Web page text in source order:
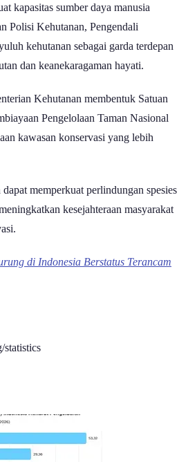
kapasitas sumber daya manusia
Polisi Kehutanan, Pengendali
kehutanan sebagai garda terdepan
dan keanekaragaman hayati.
Kehutanan membentuk Satuan
Pengelolaan Taman Nasional
kawasan konservasi yang lebih
memperkuat perlindungan spesies
kesejahteraan masyarakat
di Indonesia Berstatus Terancam
statistics